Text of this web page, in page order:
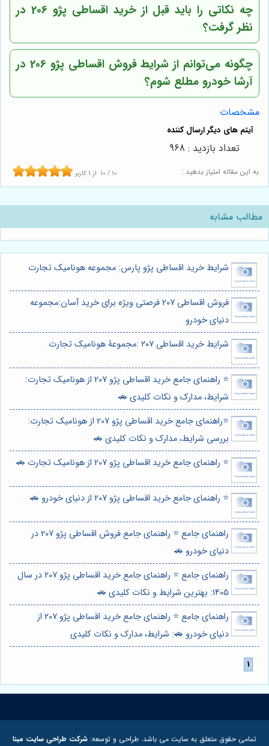
چه نکاتی را باید قبل از خرید اقساطی پژو 206 در
نظر گرفت؟
چگونه می‌توانم از شرایط فروش اقساطی پژو 206 در
آرشا خودرو مطلع شوم؟
مشخصات
به این مقاله امتیاز بدهید : 10 / 10 از 1 کاربر
تعداد بازدید : 968
مطالب مشابه
شرایط خرید اقساطی پژو پارس: مجموعه هونامیک تجارت
فروش اقساطی 207 فرصتی ویژه برای خرید آسان:مجموعه
دنیای خودرو
شرایط خرید اقساطی ۲۰۷ :مجموعۀ هونامیک تجارت
⭐️ راهنمای جامع خرید اقساطی پژو 207 از هونامیک تجارت:
شرایط، مدارک و نکات کلیدی 🚗
⭐️راهنمای جامع خرید اقساطی پژو 207 از هونامیک تجارت:
بررسی شرایط، مدارک و نکات کلیدی 🚗
⭐️ راهنمای جامع خرید اقساطی پژو 207 از هونامیک تجارت 🚗
⭐️ راهنمای جامع خرید اقساطی پژو 207 از دنیای خودرو 🚗
راهنمای جامع ⭐️ راهنمای جامع فروش اقساطی پژو 207 در
دنیای خودرو 🚗
راهنمای جامع ⭐️ راهنمای جامع خرید اقساطی پژو 207 در سال
1405: بهترین شرایط و نکات کلیدی 🚗
راهنمای جامع ⭐️ راهنمای جامع خرید اقساطی پژو 207 از
دنیای خودرو 🚗: شرایط، مدارک و نکات کلیدی
تمامی حقوق متعلق به سایت می باشد. طراحی و توسعه: شرکت طراحی سایت مبنا